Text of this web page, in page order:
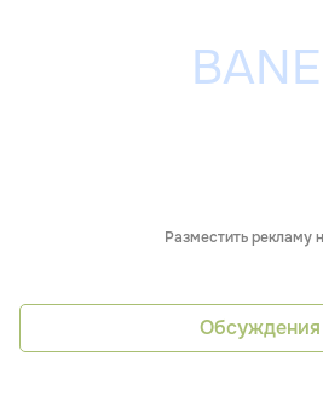
Разместить рекламу
Обсуждения